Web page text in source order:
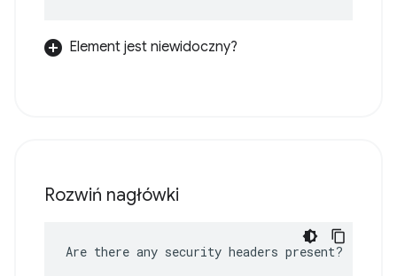
Element jest niewidoczny?
Rozwiń nagłówki
Are there any security headers present?